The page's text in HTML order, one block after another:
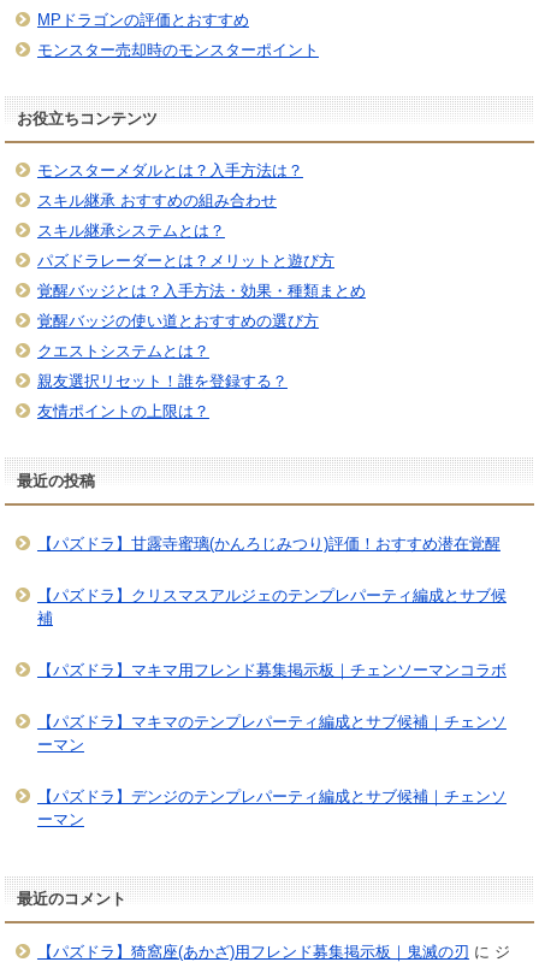
MPドラゴンの評価とおすすめ
モンスター売却時のモンスターポイント
お役立ちコンテンツ
モンスターメダルとは？入手方法は？
スキル継承 おすすめの組み合わせ
スキル継承システムとは？
パズドラレーダーとは？メリットと遊び方
覚醒バッジとは？入手方法・効果・種類まとめ
覚醒バッジの使い道とおすすめの選び方
クエストシステムとは？
親友選択リセット！誰を登録する？
友情ポイントの上限は？
最近の投稿
【パズドラ】甘露寺蜜璃(かんろじみつり)評価！おすすめ潜在覚醒
【パズドラ】クリスマスアルジェのテンプレパーティ編成とサブ候
補
【パズドラ】マキマ用フレンド募集掲示板｜チェンソーマンコラボ
【パズドラ】マキマのテンプレパーティ編成とサブ候補｜チェンソ
ーマン
【パズドラ】デンジのテンプレパーティ編成とサブ候補｜チェンソ
ーマン
最近のコメント
【パズドラ】猗窩座(あかざ)用フレンド募集掲示板｜鬼滅の刃 に ジ